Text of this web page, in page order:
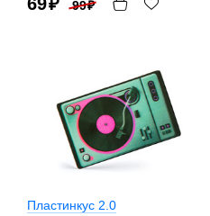
99₽
Пластинкус 2.0